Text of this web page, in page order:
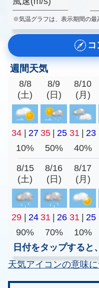
※気温グラフは、表示期間の最
週間天気
8/8
(土)
8/9
(日)
8/10
(月)
34 | 27 35 | 25 31 | 23
10%
50% 40%
8/15
(土)
8/16
(日)
8/17
(月)
29 24 31 26 31 25
90%
70% 10%
日付をタップすると
天気アイコンの意味